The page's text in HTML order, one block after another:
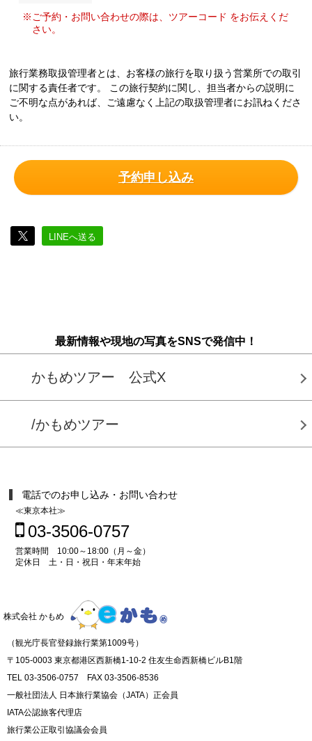
※ご予約・お問い合わせの際は、ツアーコード をお伝えくだ
さい。
旅行業務取扱管理者とは、お客様の旅行を取り扱う営業所での取引
に関する責任者です。 この旅行契約に関し、担当者からの説明に
ご不明な点があれば、ご遠慮なく上記の取扱管理者にお訊ねくださ
い。
予約申し込み
LINEへ送る
最新情報や現地の写真をSNSで発信中！
かもめツアー 公式X
/かもめツアー
電話でのお申し込み・お問い合わせ
≪東京本社≫
03-3506-0757
営業時間 10:00～18:00（月～金）
定休日 土・日・祝日・年末年始
株式会社 かもめ
（観光庁長官登録旅行業第1009号）
〒105-0003 東京都港区西新橋1-10-2 住友生命西新橋ビルB1階
TEL 03-3506-0757 FAX 03-3506-8536
一般社団法人 日本旅行業協会（JATA）正会員
IATA公認旅客代理店
旅行業公正取引協議会会員